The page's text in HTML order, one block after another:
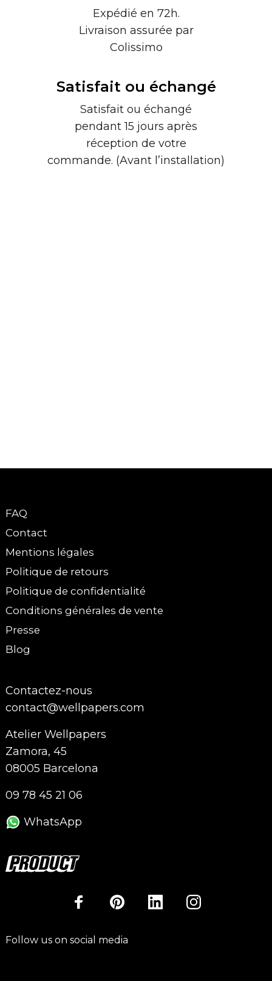
Expédié en 72h.
Livraison assurée par
Colissimo
Satisfait ou échangé
Satisfait ou échangé
pendant 15 jours après
réception de votre
commande. (Avant l’installation)
FAQ
Contact
Mentions légales
Politique de retours
Politique de confidentialité
Conditions générales de vente
Presse
Blog
Contactez-nous
contact@wellpapers.com
Atelier Wellpapers
Zamora, 45
08005 Barcelona
09 78 45 21 06
WhatsApp
Follow us on social media